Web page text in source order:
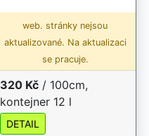
web. stránky nejsou
aktualizované. Na aktualizaci
se pracuje.
320 Kč / 100cm,
kontejner 12 l
DETAIL